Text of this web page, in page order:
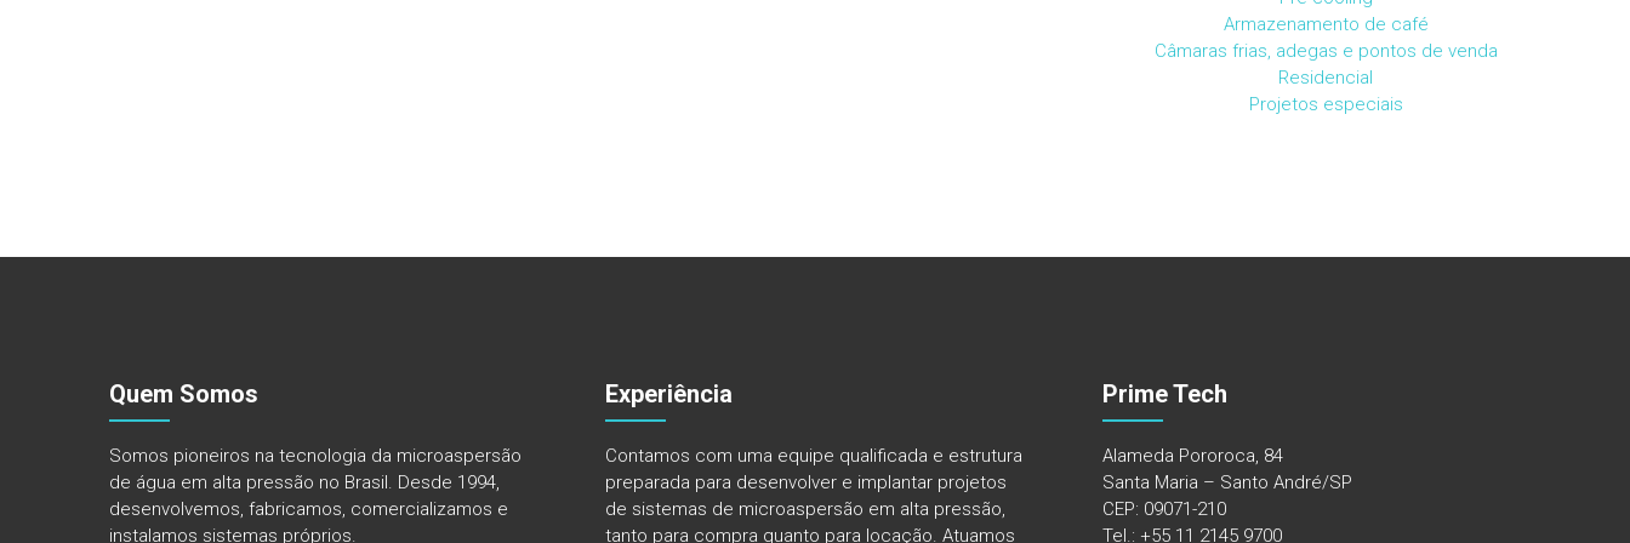
Armazenamento de café
Câmaras frias, adegas e pontos de venda
Residencial
Projetos especiais
Quem Somos
Somos pioneiros na tecnologia da microaspersão
de água em alta pressão no Brasil. Desde 1994,
desenvolvemos, fabricamos, comercializamos e
instalamos sistemas próprios.
Experiência
Contamos com uma equipe qualificada e estrutura
preparada para desenvolver e implantar projetos
de sistemas de microaspersão em alta pressão,
tanto para compra quanto para locação. Atuamos
Prime Tech
Alameda Pororoca, 84
Santa Maria – Santo André/SP
CEP: 09071-210
Tel.: +55 11 2145 9700